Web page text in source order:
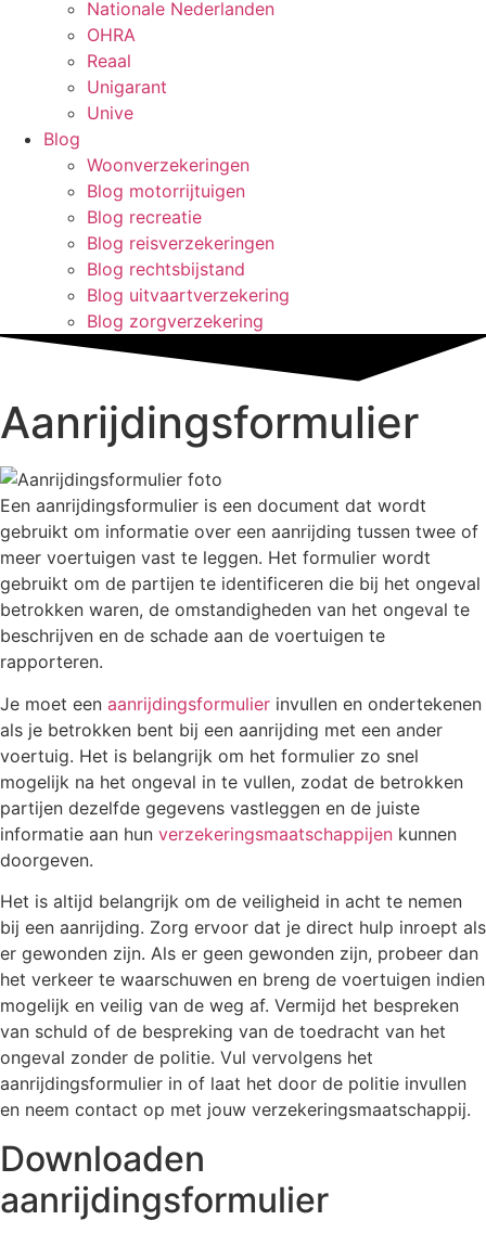
Nationale Nederlanden
OHRA
Reaal
Unigarant
Unive
Blog
Woonverzekeringen
Blog motorrijtuigen
Blog recreatie
Blog reisverzekeringen
Blog rechtsbijstand
Blog uitvaartverzekering
Blog zorgverzekering
Aanrijdingsformulier
Een aanrijdingsformulier is een document dat wordt
gebruikt om informatie over een aanrijding tussen twee of
meer voertuigen vast te leggen. Het formulier wordt
gebruikt om de partijen te identificeren die bij het ongeval
betrokken waren, de omstandigheden van het ongeval te
beschrijven en de schade aan de voertuigen te
rapporteren.
Je moet een aanrijdingsformulier invullen en ondertekenen
als je betrokken bent bij een aanrijding met een ander
voertuig. Het is belangrijk om het formulier zo snel
mogelijk na het ongeval in te vullen, zodat de betrokken
partijen dezelfde gegevens vastleggen en de juiste
informatie aan hun verzekeringsmaatschappijen kunnen
doorgeven.
Het is altijd belangrijk om de veiligheid in acht te nemen
bij een aanrijding. Zorg ervoor dat je direct hulp inroept als
er gewonden zijn. Als er geen gewonden zijn, probeer dan
het verkeer te waarschuwen en breng de voertuigen indien
mogelijk en veilig van de weg af. Vermijd het bespreken
van schuld of de bespreking van de toedracht van het
ongeval zonder de politie. Vul vervolgens het
aanrijdingsformulier in of laat het door de politie invullen
en neem contact op met jouw verzekeringsmaatschappij.
Downloaden
aanrijdingsformulier